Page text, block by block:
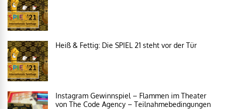
Heiß & Fettig: Die SPIEL 21 steht vor der Tür
Instagram Gewinnspiel – Flammen im Theater
von The Code Agency – Teilnahmebedingungen